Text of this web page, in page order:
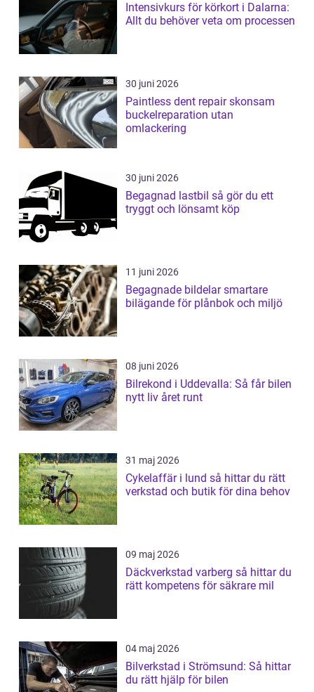
Intensivkurs för körkort i Dalarna:
Allt du behöver veta om processen
30 juni 2026
Paintless dent repair skonsam
buckelreparation utan
omlackering
30 juni 2026
Begagnad lastbil så gör du ett
tryggt och lönsamt köp
11 juni 2026
Begagnade bildelar smartare
bilägande för plånbok och miljö
08 juni 2026
Bilrekond i Uddevalla: Så får bilen
nytt liv året runt
31 maj 2026
Cykelaffär i lund så hittar du rätt
verkstad och butik för dina behov
09 maj 2026
Däckverkstad varberg så hittar du
rätt kompetens för säkrare mil
04 maj 2026
Bilverkstad i Strömsund: Så hittar
du rätt hjälp för bilen